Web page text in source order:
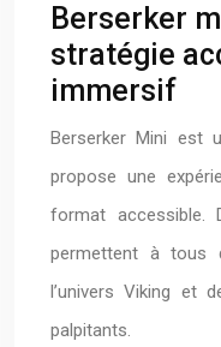
Berserker
stratégie
immersif
Berserker Mini est
propose une
format accessible.
permettent à tous
l’univers Viking et
palpitants.